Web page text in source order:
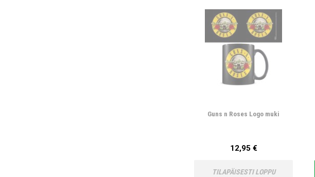
Guns n Roses Logo muki
12,95 €
TILAPÄISESTI LOPPU